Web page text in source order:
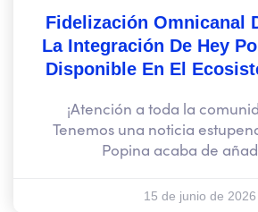
Fidelización Omnicanal
La Integración De Hey
Disponible En El
¡Atención a toda la
Tenemos una noticia
Popina acaba de
15 de junio de 2026